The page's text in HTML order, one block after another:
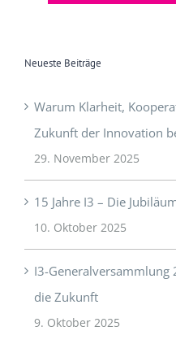
Neueste Beiträge
Warum Klarheit,
Zukunft der Innovation
29. November 2025
15 Jahre I3 – Die
10. Oktober 2025
I3-Generalversammlung
die Zukunft
9. Oktober 2025